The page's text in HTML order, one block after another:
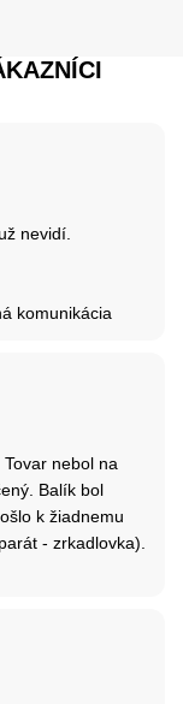
nevidí.
komunikácia
nebol na
Balík bol
k žiadnemu
- zrkadlovka).